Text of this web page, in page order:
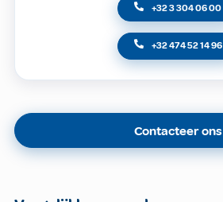
+32 3 304 06 00
+32 474 52 14 96
Contacteer ons